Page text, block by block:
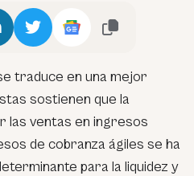
traduce en una mejor
sostienen que la
las ventas en ingresos
de cobranza ágiles se ha
para la liquidez y